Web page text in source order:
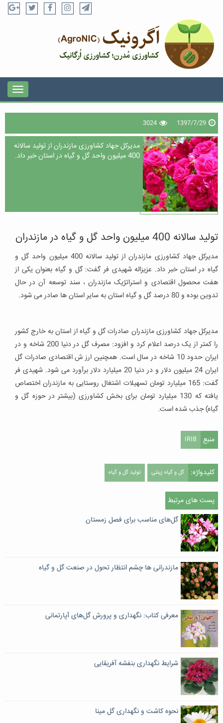
1397/7/29
3024
مدیرکل جهاد کشاورزی مازندران از تولید سالانه
400 میلیون واحد گل و گیاه در استان خبر داد.
تولید سالانه 400 میلیون واحد گل و گیاه در مازندران
مدیرکل جهاد کشاورزی مازندران از تولید سالانه 400 میلیون واحد گل و
گیاه در استان خبر داد. عزیزاله شهیدی ‌فر گفت: گل و گیاه بعنوان یکی از
هفت محصول اقتصادی و استراتژیک مازندران ، سند توسعه آن در حال
تدوین بوده و 80 درصد گل و گیاه استان به سایر استان ‌ها صادر می شود.
مدیرکل جهاد کشاورزی مازندران صادرات گل و گیاه از استان به خارج کشور
را کمتر از یک درصد اعلام کرد و افزود: مصرف گل در دنیا 200 شاخه و در
ایران حدود 10 شاخه در سال است. همچنین ارز ش اقتصادی صادرات گل
ایران 24 میلیون دلار و در دنیا 20 میلیارد دلار برآورد می شود. شهیدی ‌فر
گفت: 165 میلیارد تومان تسهیلات اشتغال روستایی به مازندران اختصاص
یافته که 130 میلیارد تومان برای بخش کشاورزی (بیشتر در حوزه گل و
گیاه) جذب شده است.
منبع IRIB
کلیدواژه: گل و گیاه زینتی تولید گل و گیاه
پست های مرتبط
گل‌های مناسب برای فصل زمستان
مازندرانی ها چشم انتظار تحول در صنعت گل و گیاه
معرفی کتاب: نگهداری و پرورش گل‌های آپارتمانی
شرایط نگهداری بنفشه آفریقایی
نحوه کاشت و نگهداری گل مینا